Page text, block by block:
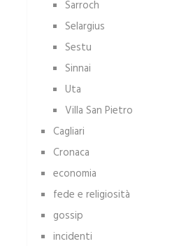
Sarroch
Selargius
Sestu
Sinnai
Uta
Villa San Pietro
Cagliari
Cronaca
economia
fede e religiosità
gossip
incidenti